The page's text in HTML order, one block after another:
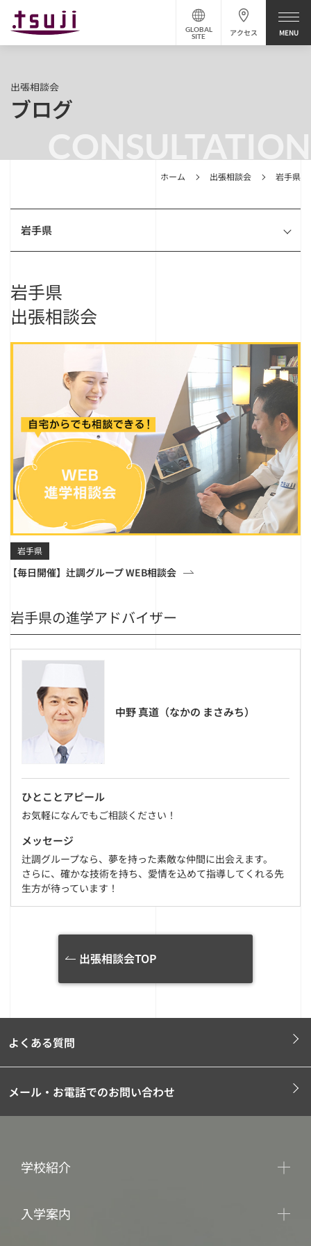
アクセス
GLOBAL
SITE
CONSULTATION
ホーム 出張相談会 岩手県
出張相談会
ブログ
岩手県
岩手県
出張相談会
岩手県
【毎日開催】辻調グループ WEB相談会
岩手県の進学アドバイザー
中野 真道（なかの まさみち）
ひとことアピール
お気軽になんでもご相談ください！
メッセージ
辻調グループなら、夢を持った素敵な仲間に出会えます。
さらに、確かな技術を持ち、愛情を込めて指導してくれる先
生方が待っています！
出張相談会TOP
よくある質問
メール・お電話でのお問い合わせ
学校紹介
入学案内